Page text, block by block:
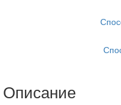
Описание